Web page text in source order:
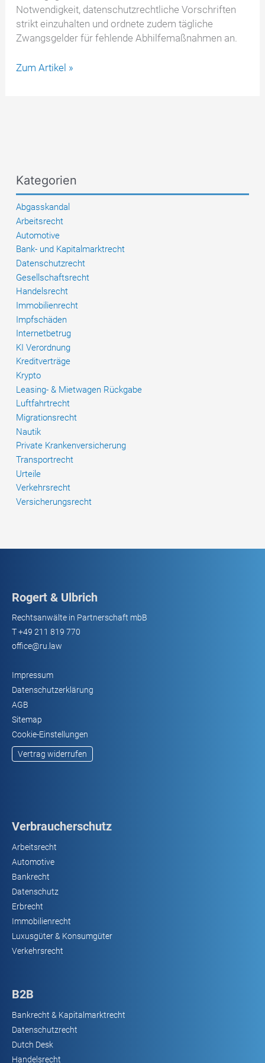
Notwendigkeit, datenschutzrechtliche Vorschriften
strikt einzuhalten und ordnete zudem tägliche
Zwangsgelder für fehlende Abhilfemaßnahmen an.
Verwaltungsgericht
gegen
die
DSGVO
Zum Artikel »
Kategorien
Abgasskandal
Arbeitsrecht
Automotive
Bank- und Kapitalmarktrecht
Datenschutzrecht
Gesellschaftsrecht
Handelsrecht
Immobilienrecht
Impfschäden
Internetbetrug
KI Verordnung
Kreditverträge
Krypto
Leasing- & Mietwagen Rückgabe
Luftfahrtrecht
Migrationsrecht
Nautik
Private Krankenversicherung
Transportrecht
Urteile
Verkehrsrecht
Versicherungsrecht
Rogert & Ulbrich
Rechtsanwälte in Partnerschaft mbB
T+49 211 819 770
office@ru.law
Impressum
Datenschutzerklärung
AGB
Sitemap
Cookie-Einstellungen
Vertrag widerrufen
Verbraucherschutz
Arbeitsrecht
Automotive
Bankrecht
Datenschutz
Erbrecht
Immobilienrecht
Luxusgüter & Konsumgüter
Verkehrsrecht
B2B
Bankrecht & Kapitalmarktrecht
Datenschutzrecht
Dutch Desk
Handelsrecht